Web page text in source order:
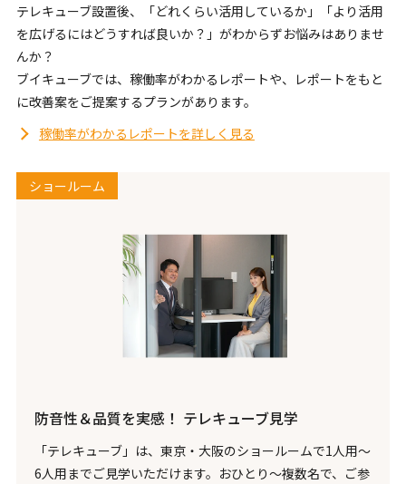
テレキューブ設置後、「どれくらい活用しているか」「より活用
を広げるにはどうすれば良いか？」がわからずお悩みはありませ
んか？
ブイキューブでは、稼働率がわかるレポートや、レポートをもと
に改善案をご提案するプランがあります。
稼働率がわかるレポートを詳しく見る
ショールーム
防音性＆品質を実感！ テレキューブ見学
「テレキューブ」は、東京・大阪のショールームで1人用～
6人用までご見学いただけます。おひとり〜複数名で、ご参